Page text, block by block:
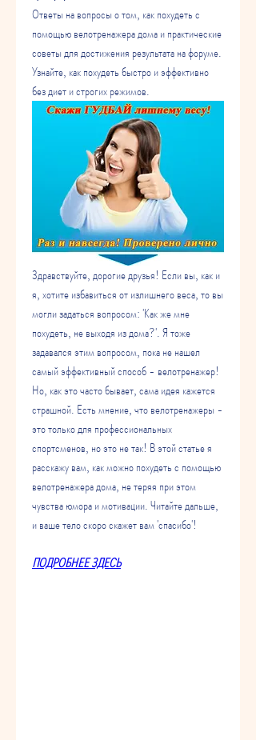
Ответы на вопросы о том, как похудеть с
помощью велотренажера дома и практические
советы для достижения результата на форуме.
Узнайте, как похудеть быстро и эффективно
без диет и строгих режимов.
Здравствуйте, дорогие друзья! Если вы, как и
я, хотите избавиться от излишнего веса, то вы
могли задаться вопросом: 'Как же мне
похудеть, не выходя из дома?'. Я тоже
задавался этим вопросом, пока не нашел
самый эффективный способ - велотренажер!
Но, как это часто бывает, сама идея кажется
страшной. Есть мнение, что велотренажеры -
это только для профессиональных
спортсменов, но это не так! В этой статье я
расскажу вам, как можно похудеть с помощью
велотренажера дома, не теряя при этом
чувства юмора и мотивации. Читайте дальше,
и ваше тело скоро скажет вам 'спасибо'!
ПОДРОБНЕЕ ЗДЕСЬ